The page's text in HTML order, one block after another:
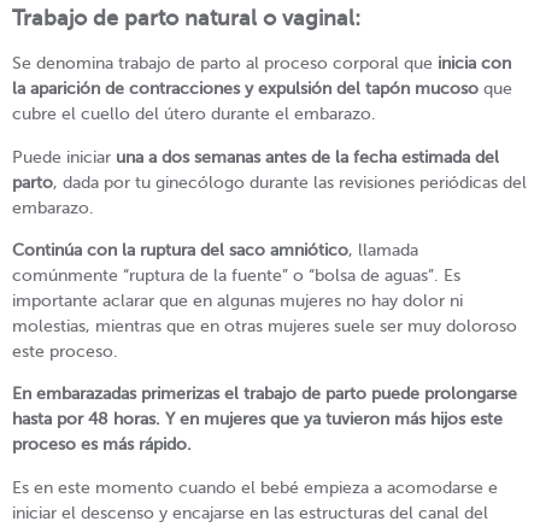
Trabajo de parto natural o vaginal:
Se denomina trabajo de parto al proceso corporal que inicia con
la aparición de contracciones y expulsión del tapón mucoso que
cubre el cuello del útero durante el embarazo.
Puede iniciar una a dos semanas antes de la fecha estimada del
parto, dada por tu ginecólogo durante las revisiones periódicas del
embarazo.
Continúa con la ruptura del saco amniótico, llamada
comúnmente “ruptura de la fuente” o “bolsa de aguas”. Es
importante aclarar que en algunas mujeres no hay dolor ni
molestias, mientras que en otras mujeres suele ser muy doloroso
este proceso.
En embarazadas primerizas el trabajo de parto puede prolongarse
hasta por 48 horas. Y en mujeres que ya tuvieron más hijos este
proceso es más rápido.
Es en este momento cuando el bebé empieza a acomodarse e
iniciar el descenso y encajarse en las estructuras del canal del